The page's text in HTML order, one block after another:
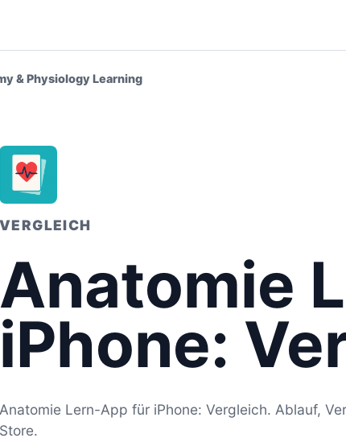
& Physiology Learning
VERGLEICH
Anatomie
iPhone:
Anatomie Lern-App für iPhone: Vergleich. Ablauf,
Store.